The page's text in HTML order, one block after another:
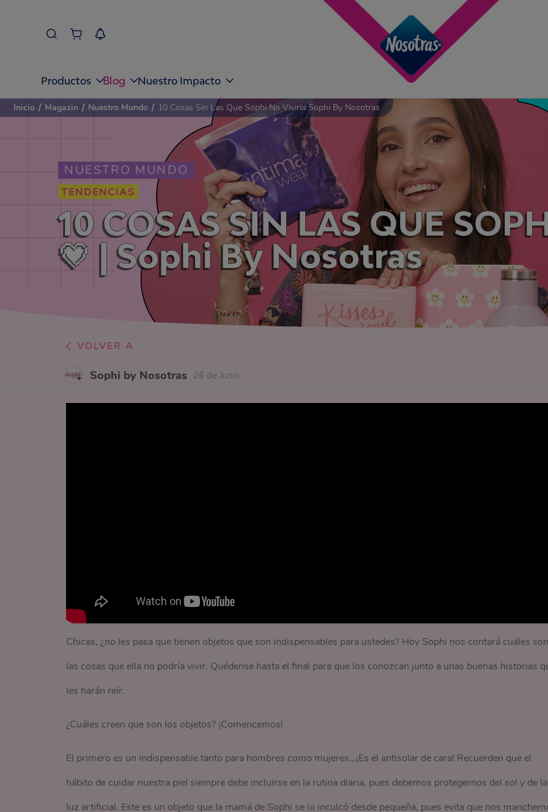
Productos Blog Nuestro Impacto
NUESTRO MUNDO
TENDENCIAS
10 COSAS SIN LAS QUE
💗 | Sophi By Nosotras
Inicio / Magazin / Nuestro Mundo / 10 Cosas Sin Las Que Sophi No Viviria Sophi By Nosotras
VOLVER A
Sophi by Nosotras 26 de Junio
Chicas, ¿no les pasa que tienen objetos que son indispensables para ustedes? Hoy Sophi nos contará cuáles son
las cosas que ella no podría vivir. Quédense hasta el final para que los conozcan junto a unas buenas historias
les harán reír.
¿Cuáles creen que son los objetos? ¡Comencemos!
El primero es un indispensable tanto para hombres como mujeres…¡Es el antisolar de cara! Recuerden que el
hábito de cuidar nuestra piel siempre debe incluirse en la rutina diaria, pues debemos protegernos del sol y de la
luz artificial. Este es un objeto que la mamá de Sophi se lo inculcó desde pequeña, pues evita que nos